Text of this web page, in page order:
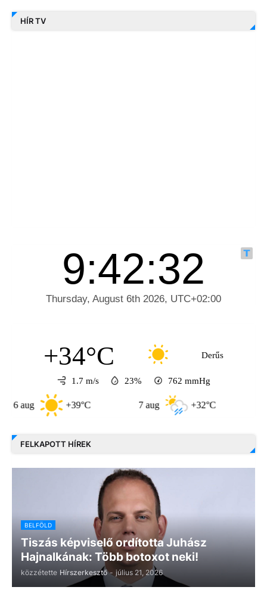
HÍR TV
+34°C Derűs
1.7 m/s 23% 762 mmHg
+39°C +32°C
FELKAPOTT HÍREK
BELFÖLD
Tiszás képviselő ordította Juhász
Hajnalkának: Több botoxot neki!
közzétette Hírszerkesztő - július 21, 2026